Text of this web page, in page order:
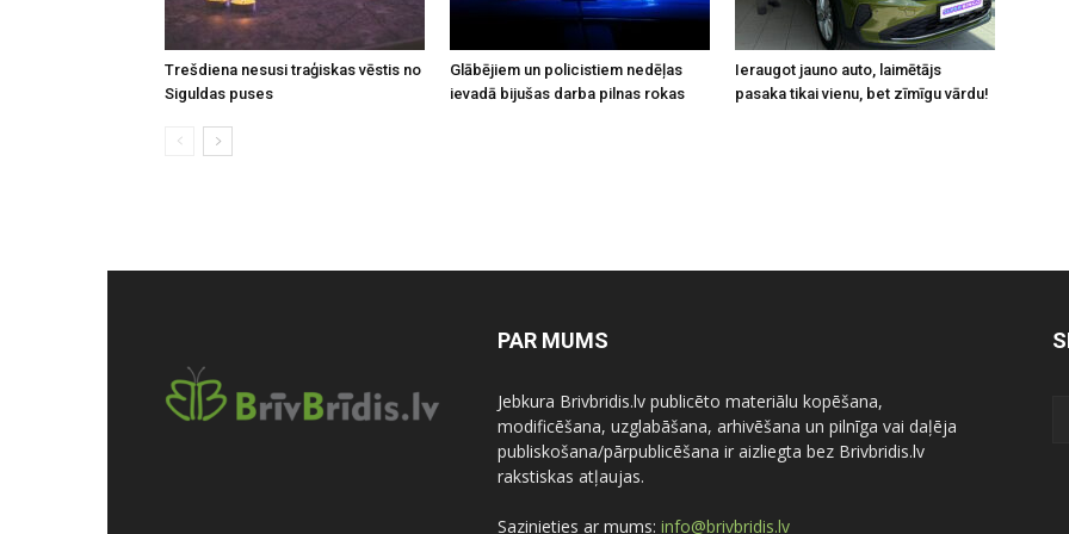
Trešdiena nesusi traģiskas vēstis no
Siguldas puses
Glābējiem un policistiem nedēļas
ievadā bijušas darba pilnas rokas
Ieraugot jauno auto, laimētājs
pasaka tikai vienu, bet zīmīgu vārdu!
PAR MUMS
Jebkura Brivbridis.lv publicēto materiālu kopēšana,
modificēšana, uzglabāšana, arhivēšana un pilnīga vai daļēja
publiskošana/pārpublicēšana ir aizliegta bez Brivbridis.lv
rakstiskas atļaujas.
Sazinieties ar mums: info@brivbridis.lv